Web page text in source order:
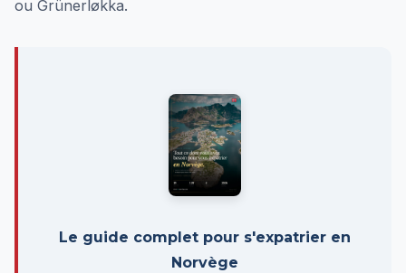
ou Grünerløkka.
Le guide complet pour s'expatrier en
Norvège